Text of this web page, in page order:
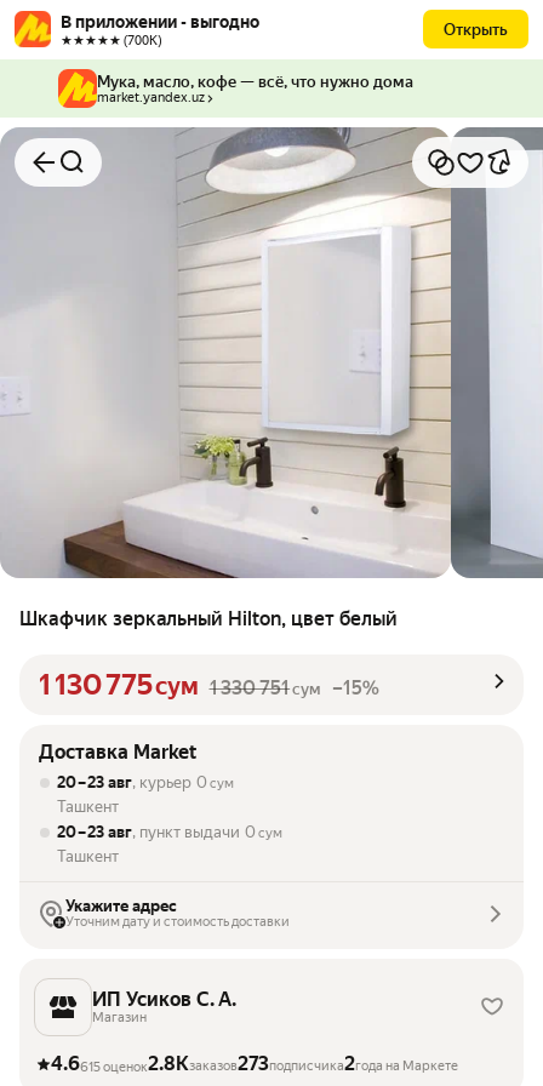
В приложении - выгодно
★★★★★ (700К)
Открыть
Мука, масло, кофе — всё, что нужно дома
market.yandex.uz
Шкафчик зеркальный Hilton, цвет белый
1 130 775сум 1 330 751сум –15%
Доставка Market
20 – 23 авг, курьер 0 сум
Ташкент
20 – 23 авг, пункт выдачи 0 сум
Ташкент
Укажите адрес
Уточним дату и стоимость доставки
ИП Усиков С. А.
Магазин
4.6615 оценок2.8Kзаказов273подписчика2года на Маркете